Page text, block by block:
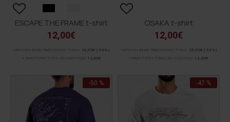
ESCAPE THE FRAME t-shirt
12,00€
ΑΡΧΙΚΗ ΑΝΑΓΡΑΦΟΜΕΝΗ ΤΙΜΗ: 23,90€ (-50%)
ΚΑΛΥΤΕΡΗ ΤΙΜΗ 30 ΗΜΕΡΩΝ:
12,00€
OSAKA t-shirt
12,00€
ΑΡΧΙΚΗ ΑΝΑΓΡΑΦΟΜΕΝΗ ΤΙΜΗ: 25,50€ (-53%)
ΚΑΛΥΤΕΡΗ ΤΙΜΗ 30 ΗΜΕΡΩΝ:
12,00€
-50 % -47 %